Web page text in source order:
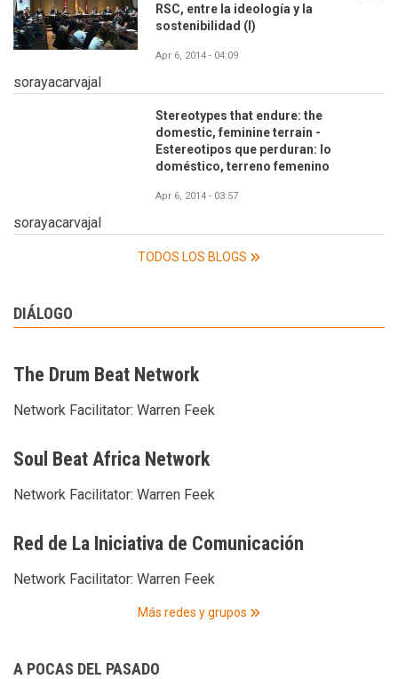
RSC, entre la ideología y la
sostenibilidad (I)
Apr 6, 2014 - 04:09
sorayacarvajal
Stereotypes that endure: the
domestic, feminine terrain -
Estereotipos que perduran: lo
doméstico, terreno femenino
Apr 6, 2014 - 03:57
sorayacarvajal
TODOS LOS BLOGS
DIÁLOGO
The Drum Beat Network
Network Facilitator: Warren Feek
Soul Beat Africa Network
Network Facilitator: Warren Feek
Red de La Iniciativa de Comunicación
Network Facilitator: Warren Feek
Más redes y grupos
A POCAS DEL PASADO